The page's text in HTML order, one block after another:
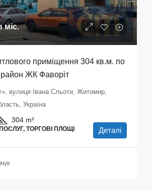
міс.
приміщення 304 кв.м. по
район ЖК Фаворіт
вулиця Івана Сльоти, Житомир,
Україна
304 m²
ТОРГОВІ ПЛОЩІ Деталі